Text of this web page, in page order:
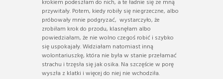
krokiem podeszłam do nich, a te ładnie się ze mną
przywitały. Potem, kiedy robiły się niegrzeczne, albo
próbowały mnie podgryzać, wystarczyło, że
zrobiłam krok do przodu, klasnęłam albo
powiedziałam, że nie wolno czegoś robić i szybko
się uspokajały. Widziałam natomiast inną
wolontariuszkę, która nie była w stanie przełamać
strachu i trzęsła się jak osika. Na szczęście w porę
wyszła z klatki i więcej do niej nie wchodziła.